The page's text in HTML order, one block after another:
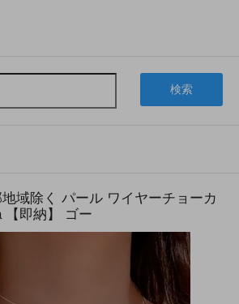
検索
域除く パール ワイヤーチョーカ
【即納】 ゴー